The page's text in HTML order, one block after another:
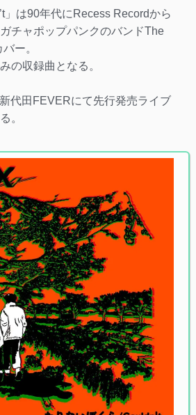
」は90年代にRecess Recordから
チャポップパンクのバンドThe
ー。
の収録曲となる。
代田FEVERにて先行発売ライブ
。